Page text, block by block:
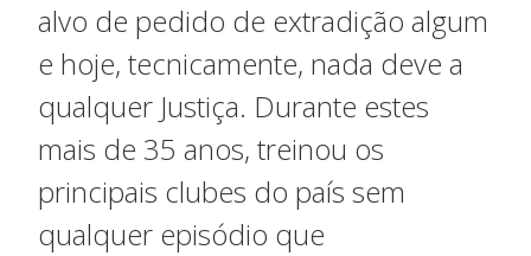
alvo de pedido de extradição algum
e hoje, tecnicamente, nada deve a
qualquer Justiça. Durante estes
mais de 35 anos, treinou os
principais clubes do país sem
qualquer episódio que